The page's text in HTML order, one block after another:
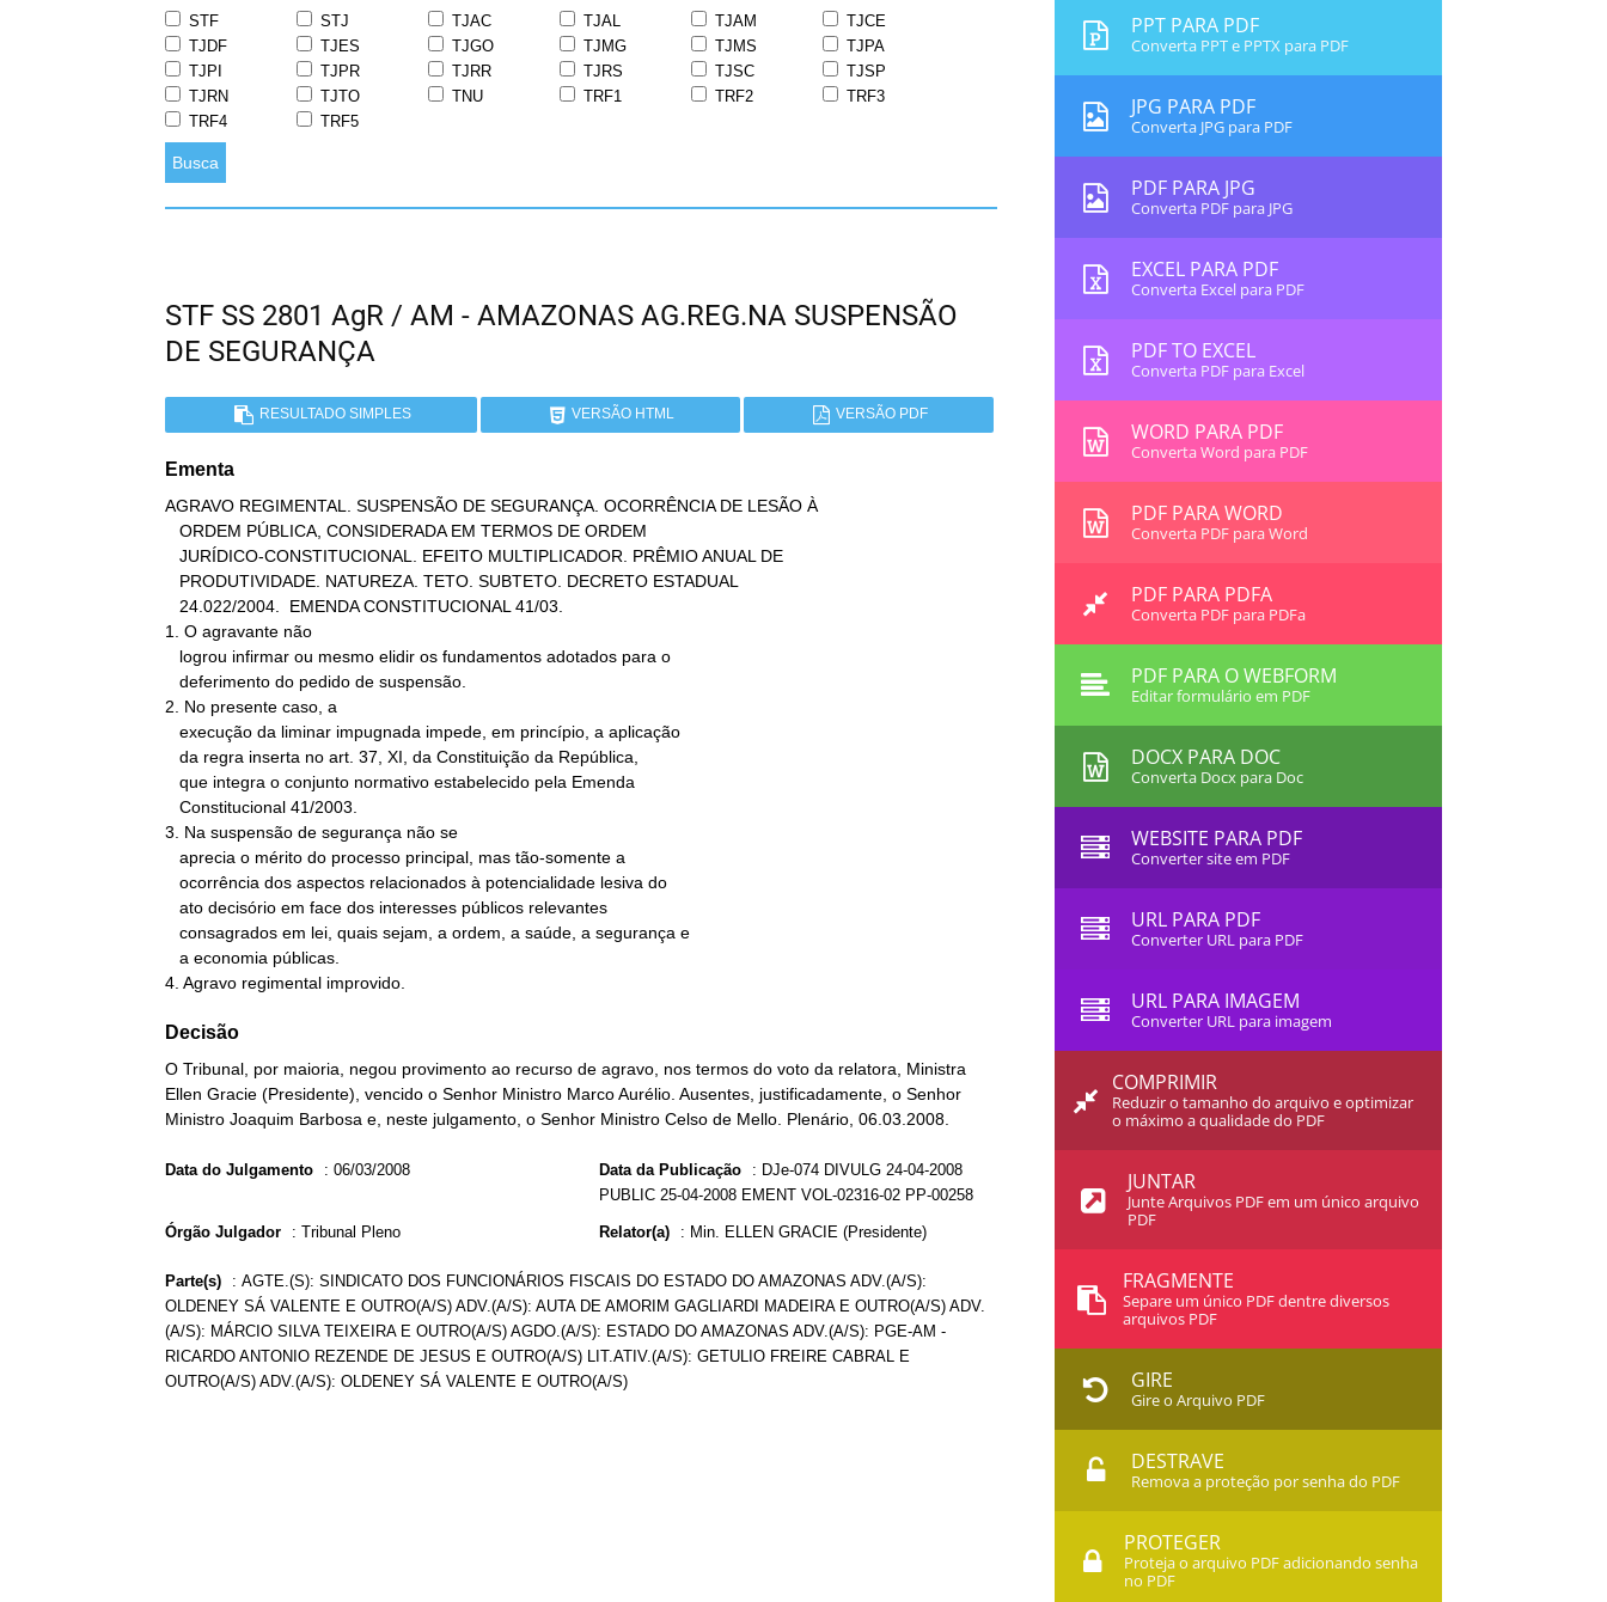
STF STJ TJAC TJAL TJAM
TJCE
TJDF
TJES TJGO TJMG TJMS
TJPA
TJPI
TJPR TJRR TJRS TJSC
TJSP
TJRN
TJTO TNU TRF1 TRF2
TRF3
TRF4
TRF5
Busca
STF SS 2801 AgR / AM - AMAZONAS AG.REG.NA SUSPENSÃO
DE SEGURANÇA
RESULTADO SIMPLES VERSÃO HTML VERSÃO PDF
Ementa
AGRAVO REGIMENTAL. SUSPENSÃO DE SEGURANÇA. OCORRÊNCIA DE LESÃO À
1. O agravante não
2. No presente caso, a
3. Na suspensão de segurança não se
4. Agravo regimental improvido.
Decisão
O Tribunal, por maioria, negou provimento ao recurso de agravo, nos termos do voto da relatora, Ministra
Ellen Gracie (Presidente), vencido o Senhor Ministro Marco Aurélio. Ausentes, justificadamente, o Senhor
Ministro Joaquim Barbosa e, neste julgamento, o Senhor Ministro Celso de Mello. Plenário, 06.03.2008.
Data do Julgamento : 06/03/2008 Data da Publicação : DJe-074 DIVULG 24-04-2008
PUBLIC 25-04-2008 EMENT VOL-02316-02 PP-00258
Órgão Julgador : Tribunal Pleno Relator(a) : Min. ELLEN GRACIE (Presidente)
Parte(s) : AGTE.(S): SINDICATO DOS FUNCIONÁRIOS FISCAIS DO ESTADO DO AMAZONAS ADV.(A/S):
OLDENEY SÁ VALENTE E OUTRO(A/S) ADV.(A/S): AUTA DE AMORIM GAGLIARDI MADEIRA E OUTRO(A/S) ADV.
(A/S): MÁRCIO SILVA TEIXEIRA E OUTRO(A/S) AGDO.(A/S): ESTADO DO AMAZONAS ADV.(A/S): PGE-AM -
RICARDO ANTONIO REZENDE DE JESUS E OUTRO(A/S) LIT.ATIV.(A/S): GETULIO FREIRE CABRAL E
OUTRO(A/S) ADV.(A/S): OLDENEY SÁ VALENTE E OUTRO(A/S)
PPT PARA PDF
Converta PPT e PPTX para PDF
JPG PARA PDF
Converta JPG para PDF
PDF PARA JPG
Converta PDF para JPG
EXCEL PARA PDF
Converta Excel para PDF
PDF TO EXCEL
Converta PDF para Excel
WORD PARA PDF
Converta Word para PDF
PDF PARA WORD
Converta PDF para Word
PDF PARA PDFA
Converta PDF para PDFa
PDF PARA O WEBFORM
Editar formulário em PDF
DOCX PARA DOC
Converta Docx para Doc
WEBSITE PARA PDF
Converter site em PDF
URL PARA PDF
Converter URL para PDF
URL PARA IMAGEM
Converter URL para imagem
COMPRIMIR
Reduzir o tamanho do arquivo e optimizar
o máximo a qualidade do PDF
JUNTAR
Junte Arquivos PDF em um único arquivo
PDF
FRAGMENTE
Separe um único PDF dentre diversos
arquivos PDF
GIRE
Gire o Arquivo PDF
DESTRAVE
Remova a proteção por senha do PDF
PROTEGER
Proteja o arquivo PDF adicionando senha
no PDF